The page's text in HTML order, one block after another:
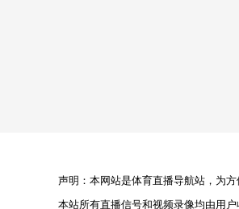
声明：本网站是体育直播导航站，为
本站所有直播信号和视频录像均由用